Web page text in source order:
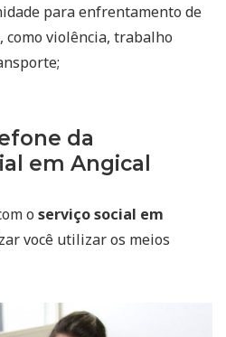
para enfrentamento de
como violência, trabalho
da
em Angical
o serviço social em
você utilizar os meios